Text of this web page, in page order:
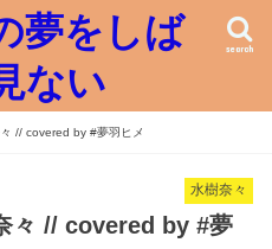
夢をしば
ない
search
// covered by #夢羽ヒメ
水樹奈々
々 // covered by #夢